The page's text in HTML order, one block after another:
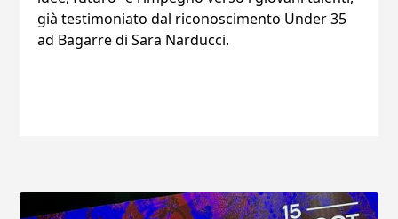
già testimoniato dal riconoscimento Under 35
ad Bagarre di Sara Narducci.